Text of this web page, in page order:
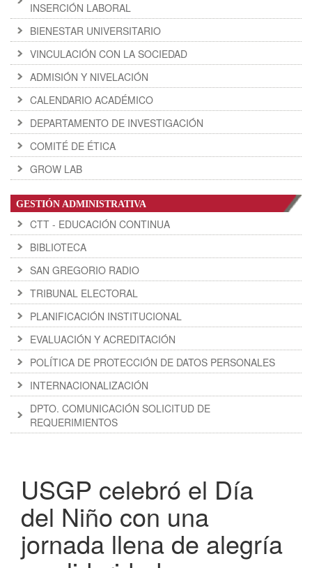
INSERCIÓN LABORAL
BIENESTAR UNIVERSITARIO
VINCULACIÓN CON LA SOCIEDAD
ADMISIÓN Y NIVELACIÓN
CALENDARIO ACADÉMICO
DEPARTAMENTO DE INVESTIGACIÓN
COMITÉ DE ÉTICA
GROW LAB
GESTIÓN ADMINISTRATIVA
CTT - EDUCACIÓN CONTINUA
BIBLIOTECA
SAN GREGORIO RADIO
TRIBUNAL ELECTORAL
PLANIFICACIÓN INSTITUCIONAL
EVALUACIÓN Y ACREDITACIÓN
POLÍTICA DE PROTECCIÓN DE DATOS PERSONALES
INTERNACIONALIZACIÓN
DPTO. COMUNICACIÓN SOLICITUD DE
REQUERIMIENTOS
USGP celebró el Día
del Niño con una
jornada llena de alegría